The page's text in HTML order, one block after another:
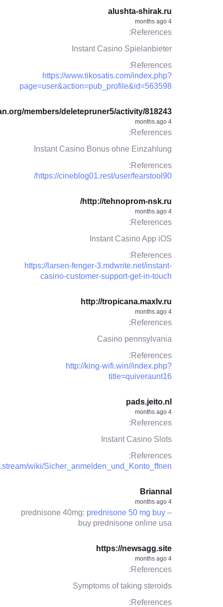
alushta-shirak.ru
4 months ago
References:
Instant Casino Spielanbieter
References:
https://www.tikosatis.com/index.php?
page=user&action=pub_profile&id=563598
members/deletepruner5/activity/818243
4 months ago
References:
Instant Casino Bonus ohne Einzahlung
References:
https://cineblog01.rest/user/fearstool90/
http://tehnoprom-nsk.ru/
4 months ago
References:
Instant Casino App iOS
References:
https://larsen-fenger-3.mdwrite.net/instant-
casino-customer-support-get-in-touch
http://tropicana.maxlv.ru
4 months ago
References:
Casino pennsylvania
References:
http://king-wifi.win//index.php?
title=quiveraunt16
pads.jeito.nl
4 months ago
References:
Instant Casino Slots
References:
wiki/Sicher_anmelden_und_Konto_ffnen
Briannal
4 months ago
prednisone 40mg: prednisone 50 mg buy –
buy prednisone online usa
https://newsagg.site
4 months ago
References:
Symptoms of taking steroids
References: